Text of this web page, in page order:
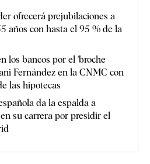
ofrecerá prejubilaciones a
años con hasta el 95 % de la
los bancos por el 'broche
Fernández en la CNMC con
las hipotecas
da la espalda a
su carrera por presidir el